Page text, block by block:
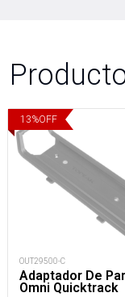
13%OFF
OUT29500-C
Adaptador De
Omni Quicktrack